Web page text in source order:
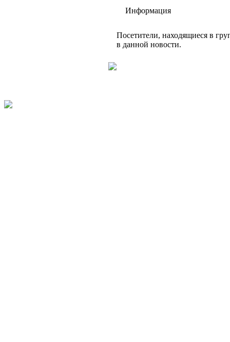
Информация
Посетители, находящиеся в
в данной новости.